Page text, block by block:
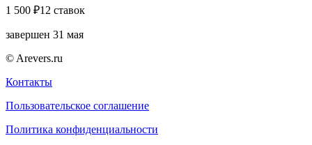
1 500 ₽12 ставок
завершен 31 мая
© Arevers.ru
Контакты
Пользовательское соглашение
Политика конфиденциальности